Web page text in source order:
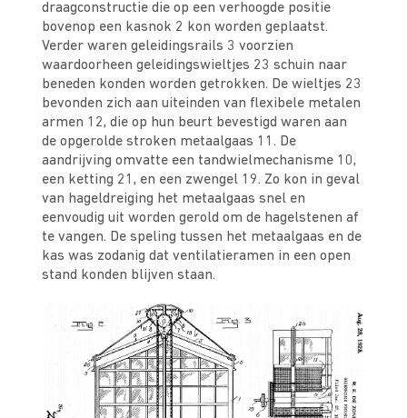
draagconstructie die op een verhoogde positie
bovenop een kasnok 2 kon worden geplaatst.
Verder waren geleidingsrails 3 voorzien
waardoorheen geleidingswieltjes 23 schuin naar
beneden konden worden getrokken. De wieltjes 23
bevonden zich aan uiteinden van flexibele metalen
armen 12, die op hun beurt bevestigd waren aan
de opgerolde stroken metaalgaas 11. De
aandrijving omvatte een tandwielmechanisme 10,
een ketting 21, en een zwengel 19. Zo kon in geval
van hageldreiging het metaalgaas snel en
eenvoudig uit worden gerold om de hagelstenen af
te vangen. De speling tussen het metaalgaas en de
kas was zodanig dat ventilatieramen in een open
stand konden blijven staan.